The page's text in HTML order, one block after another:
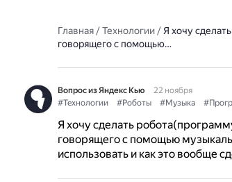
Главная/Технологии/ Я хочу
говорящего с помощью…
Вопрос из Яндекс Кью
22 ноября
#Технологии
#Роботы #Музыка
Я хочу сделать
говорящего с помощью
использовать и как это вообще